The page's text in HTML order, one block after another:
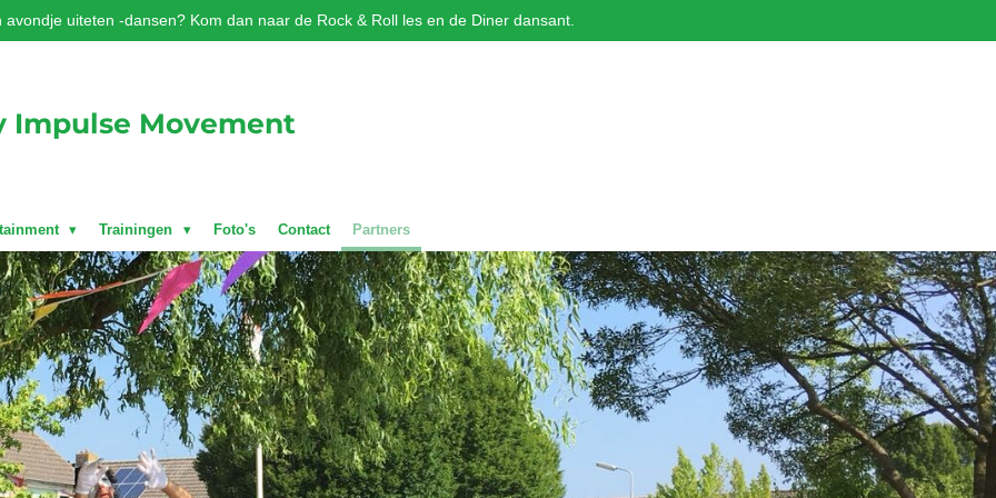
avondje uiteten -dansen? Kom dan naar de Rock & Roll les en de Diner dansant.
Impulse Movement
Trainingen Foto's Contact Partners